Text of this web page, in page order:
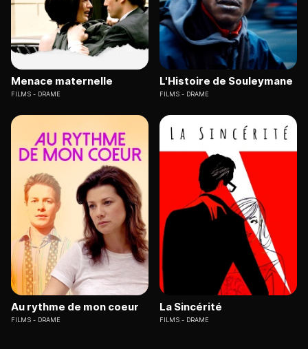
Menace maternelle
FILMS DRAME
L'Histoire de Souleymane
FILMS DRAME
Au rythme de mon coeur
FILMS DRAME
La Sincérité
FILMS DRAME